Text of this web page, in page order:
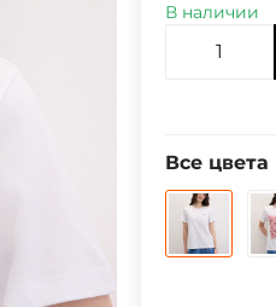
В наличии
Все цвета